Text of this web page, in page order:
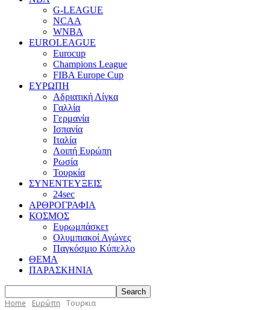
G-LEAGUE
NCAA
WNBA
ΕUROLEAGUE
Eurocup
Champions League
FIBA Europe Cup
ΕΥΡΩΠΗ
Αδριατική Λίγκα
Γαλλία
Γερμανία
Ισπανία
Ιταλία
Λοιπή Ευρώπη
Ρωσία
Τουρκία
ΣΥΝΕΝΤΕΥΞΕΙΣ
24sec
ΑΡΘΡΟΓΡΑΦΙΑ
ΚΟΣΜΟΣ
Ευρωμπάσκετ
Ολυμπιακοί Αγώνες
Παγκόσμιο Κύπελλο
ΘΕΜΑ
ΠΑΡΑΣΚΗΝΙΑ
Home Ευρώπη Τουρκια